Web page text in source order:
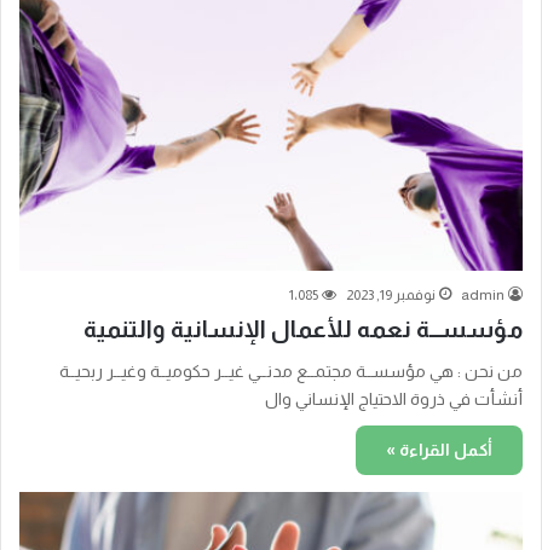
admin نوفمبر 19, 2023 1٬085
مؤسســة نعمه للأعمال الإنسانية والتنمية
من نحن : هي مؤسســة مجتمــع مدنــي غيــر حكوميــة وغيــر ربحيــة
أنشأت في ذروة الاحتياج الإنساني وال
أكمل القراءة »